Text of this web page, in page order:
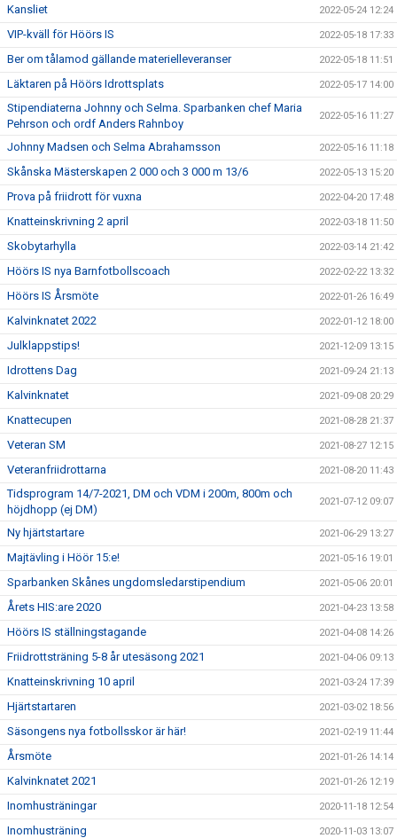
Kansliet 2022-05-24 12:24
VIP-kväll för Höörs IS 2022-05-18 17:33
Ber om tålamod gällande materielleveranser 2022-05-18 11:51
Läktaren på Höörs Idrottsplats 2022-05-17 14:00
Stipendiaterna Johnny och Selma. Sparbanken chef Maria
Pehrson och ordf Anders Rahnboy
2022-05-16 11:27
Johnny Madsen och Selma Abrahamsson 2022-05-16 11:18
Skånska Mästerskapen 2 000 och 3 000 m 13/6 2022-05-13 15:20
Prova på friidrott för vuxna 2022-04-20 17:48
Knatteinskrivning 2 april 2022-03-18 11:50
Skobytarhylla 2022-03-14 21:42
Höörs IS nya Barnfotbollscoach 2022-02-22 13:32
Höörs IS Årsmöte 2022-01-26 16:49
Kalvinknatet 2022 2022-01-12 18:00
Julklappstips! 2021-12-09 13:15
Idrottens Dag 2021-09-24 21:13
Kalvinknatet 2021-09-08 20:29
Knattecupen 2021-08-28 21:37
Veteran SM 2021-08-27 12:15
Veteranfriidrottarna 2021-08-20 11:43
Tidsprogram 14/7-2021, DM och VDM i 200m, 800m och
höjdhopp (ej DM)
2021-07-12 09:07
Ny hjärtstartare 2021-06-29 13:27
Majtävling i Höör 15:e! 2021-05-16 19:01
Sparbanken Skånes ungdomsledarstipendium 2021-05-06 20:01
Årets HIS:are 2020 2021-04-23 13:58
Höörs IS ställningstagande 2021-04-08 14:26
Friidrottsträning 5-8 år utesäsong 2021 2021-04-06 09:13
Knatteinskrivning 10 april 2021-03-24 17:39
Hjärtstartaren 2021-03-02 18:56
Säsongens nya fotbollsskor är här! 2021-02-19 11:44
Årsmöte 2021-01-26 14:14
Kalvinknatet 2021 2021-01-26 12:19
Inomhusträningar 2020-11-18 12:54
Inomhusträning 2020-11-03 13:07